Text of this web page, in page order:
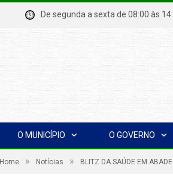
De segunda a sexta de 08:00
O MUNICÍPIO O GOVERNO
Home » Notícias » BLITZ DA SAÚDE EM ABADE